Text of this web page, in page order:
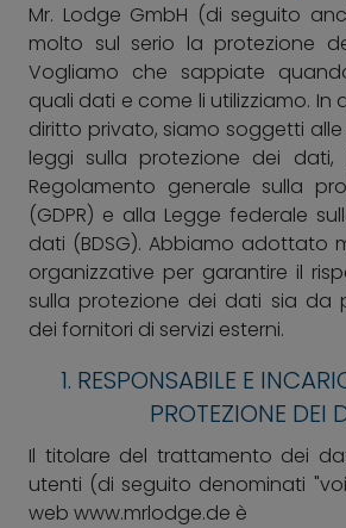
Mr. Lodge GmbH (di seguito
molto sul serio la protezione
Vogliamo che sappiate
quali dati e come li utilizziamo.
diritto privato, siamo soggetti alle
leggi sulla protezione dei
Regolamento generale sulla
(GDPR) e alla Legge federale
dati (BDSG). Abbiamo adottato
organizzative per garantire il
sulla protezione dei dati sia da
dei fornitori di servizi esterni.
1. RESPONSABILE E
PROTEZIONE DEI
Il titolare del trattamento dei
utenti (di seguito denominati
web www.mrlodge.de è